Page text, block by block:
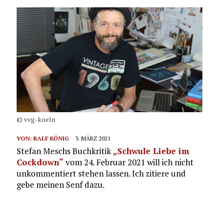
© vvg-koeln
VON: RALF KÖNIG 3. MÄRZ 2021
Stefan Meschs Buchkritik „Schwule Liebe im
Cockdown“ vom 24. Februar 2021 will ich nicht
unkommentiert stehen lassen. Ich zitiere und
gebe meinen Senf dazu.